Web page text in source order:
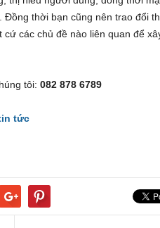
thời bạn cũng nên trao đổi
các chủ đề nào liên quan để
tôi: 082 878 6789
tức